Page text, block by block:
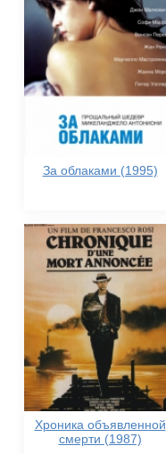
За облаками (1995)
Хроника объявленной
смерти (1987)